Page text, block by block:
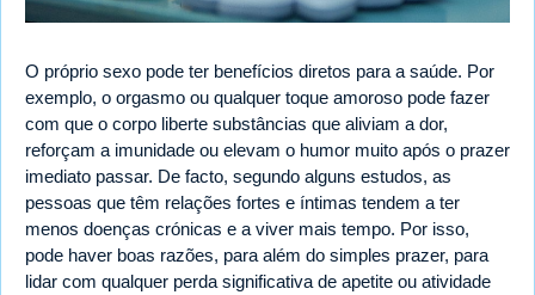
O próprio sexo pode ter benefícios diretos para a saúde. Por
exemplo, o orgasmo ou qualquer toque amoroso pode fazer
com que o corpo liberte substâncias que aliviam a dor,
reforçam a imunidade ou elevam o humor muito após o prazer
imediato passar. De facto, segundo alguns estudos, as
pessoas que têm relações fortes e íntimas tendem a ter
menos doenças crónicas e a viver mais tempo. Por isso,
pode haver boas razões, para além do simples prazer, para
lidar com qualquer perda significativa de apetite ou atividade